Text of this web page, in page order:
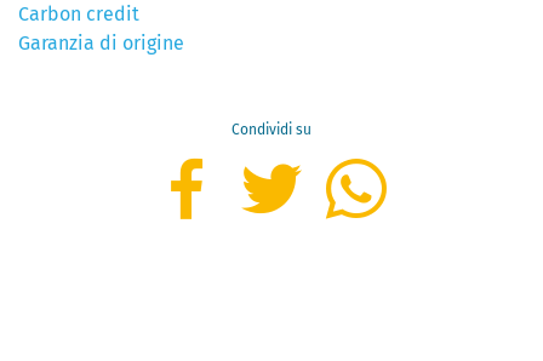
Carbon credit
Garanzia di origine
Condividi su